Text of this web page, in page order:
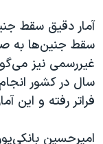
آمار دقیق سقط
سقط جنین‌ها به
سال در کشور
فراتر رفته و این آمار را «روزانه ۲